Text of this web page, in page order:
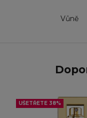
Vůně
UŠETŘETE 38%